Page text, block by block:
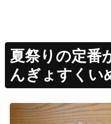
夏祭りの定番
んぎょすくい